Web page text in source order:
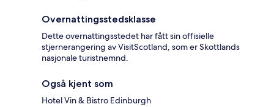
Overnattingsstedsklasse
Dette overnattingsstedet har fått sin offisielle
stjernerangering av VisitScotland, som er Skottlands
nasjonale turistnemnd.
Også kjent som
Hotel Vin & Bistro Edinburgh